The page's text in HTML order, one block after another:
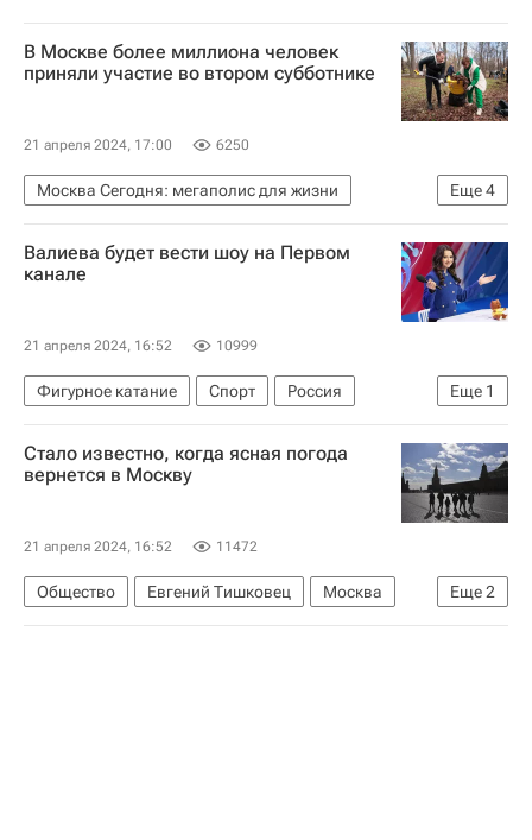
В Москве более миллиона человек
приняли участие во втором субботнике
21 апреля 2024, 17:00 6250
Еще4
Москва Сегодня: мегаполис для жизни
Общество
Городское хозяйство Москвы
Москва
Сергей Собянин
Валиева будет вести шоу на Первом
канале
21 апреля 2024, 16:52 10999
Еще 1
Фигурное катание Спорт
Россия
Камила Валиева
Стало известно, когда ясная погода
вернется в Москву
21 апреля 2024, 16:52 11472
Еще2
Общество Евгений Тишковец
Москва
Погода
Центр "Фобос"